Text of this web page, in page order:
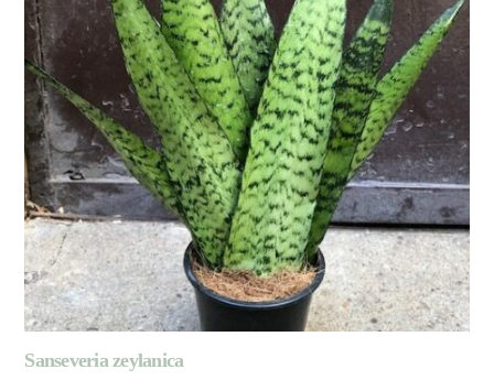
Sanseveria zeylanica